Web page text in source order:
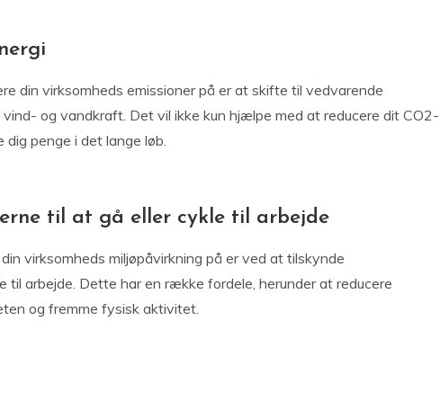
din virksomheds emissioner på er at skifte til vedvarende
og vandkraft. Det vil ikke kun hjælpe med at reducere dit CO2-
penge i det lange løb.
til at gå eller cykle til arbejde
virksomheds miljøpåvirkning på er ved at tilskynde
til arbejde. Dette har en række fordele, herunder at reducere
og fremme fysisk aktivitet.